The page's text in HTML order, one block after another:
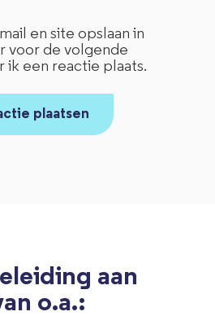
en site opslaan in
voor de volgende
ik een reactie plaats.
aan
o.a.: